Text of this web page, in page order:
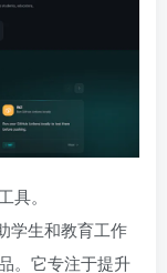
具。
学生和教育工作
。它专注于提升